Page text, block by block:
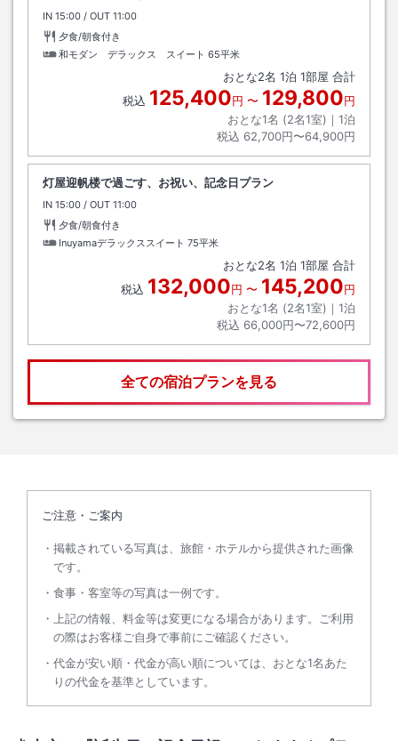
IN チェックイン
15:00 / OUT チェックアウト
11:00
夕食/朝食付き
和モダン デラックス スイート 65平米
おとな2名 1泊 1部屋 合計
税込 125,400円 〜 129,800円
おとな1名 (2名1室)｜ 1泊
税込 62,700円〜64,900円
灯屋迎帆楼で過ごす、お祝い、記念日プラン
IN チェックイン
15:00 / OUT チェックアウト
11:00
夕食/朝食付き
Inuyamaデラックススイート 75平米
おとな2名 1泊 1部屋 合計
税込 132,000円 〜 145,200円
おとな1名 (2名1室)｜ 1泊
税込 66,000円〜72,600円
全ての宿泊プランを見る
ご注意・ご案内
掲載されている写真は、旅館・ホテルから提供された画像
です。
食事・客室等の写真は一例です。
上記の情報、料金等は変更になる場合があります。ご利用
の際はお客様ご自身で事前にご確認ください。
代金が安い順・代金が高い順については、おとな1名あた
りの代金を基準としています。